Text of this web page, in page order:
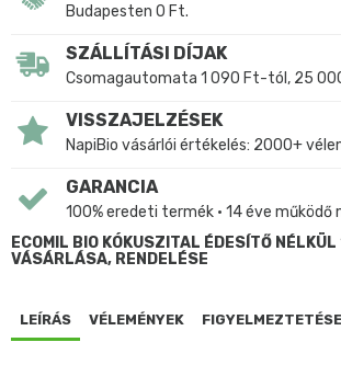
Budapesten 0 Ft.
SZÁLLÍTÁSI DÍJAK
Csomagautomata 1 090 Ft-tól, 25
VISSZAJELZÉSEK
NapiBio vásárlói értékelés: 2000+
GARANCIA
100% eredeti termék • 14 éve működő
ECOMIL BIO KÓKUSZITAL ÉDESÍTŐ
VÁSÁRLÁSA, RENDELÉSE
LEÍRÁS VÉLEMÉNYEK